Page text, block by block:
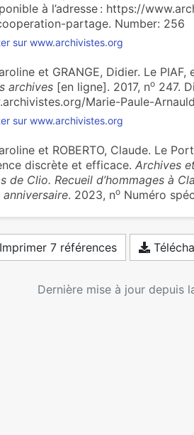
à l’adresse : https://
partage. Number: 256
sur www.archivistes.org
et GRANGE, Didier. Le
archives[en ligne]. 2017, no247.
Marie-Paule-
sur www.archivistes.org
et ROBERTO, Claude. Le
discrète et efficace. Archives
de Clio. Recueil d’hommages à
. 2023, noNuméro
Imprimer 7 références
Dernière mise à jour depuis